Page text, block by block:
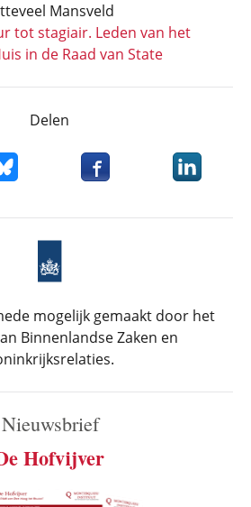
Mansveld
tot stagiair. Leden van het
in de Raad van State
Delen
X dit item op Bluesky
Deel dit item opDeel dit
mogelijk gemaakt door het
Binnenlandse Zaken en
Nieuwsbrief
Hofvijver